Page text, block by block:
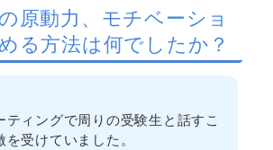
原動力、モチベーショ
る方法は何でしたか？
ティングで周りの受験生と話すこ
を受けていました。